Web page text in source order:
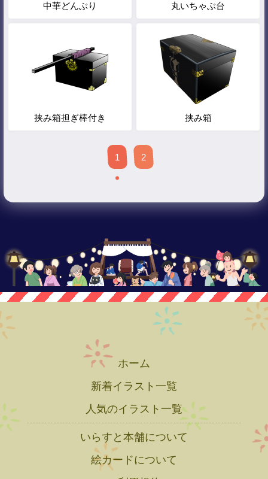
中華どんぶり 丸いちゃぶ台
挟み箱担ぎ棒付き 挟み箱
1 2
ホーム
新着イラスト一覧
人気のイラスト一覧
いらすと本舗について
絵カードについて